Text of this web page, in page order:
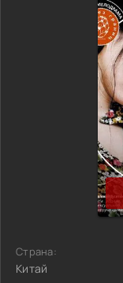
Страна:
Китай